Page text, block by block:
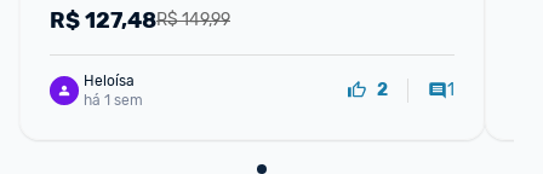
R$ 149,99
R$127,48
Heloísa
há 1 sem
2 1